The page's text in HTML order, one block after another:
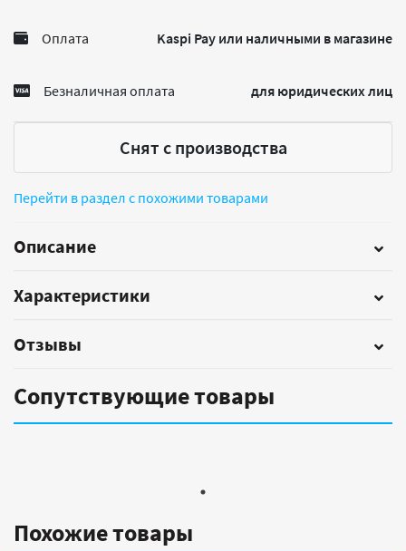
Оплата Kaspi Pay или наличными в магазине
Безналичная оплата для юридических лиц
Снят с производства
Перейти в раздел с похожими товарами
Описание
Характеристики
Отзывы
Сопутствующие товары
Похожие товары